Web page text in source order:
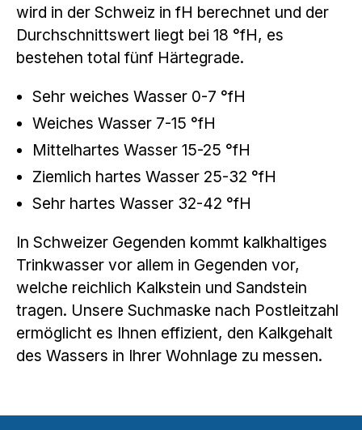
wird in der Schweiz in fH berechnet und der
Durchschnittswert liegt bei 18 °fH, es
bestehen total fünf Härtegrade.
Sehr weiches Wasser 0-7 °fH
Weiches Wasser 7-15 °fH
Mittelhartes Wasser 15-25 °fH
Ziemlich hartes Wasser 25-32 °fH
Sehr hartes Wasser 32-42 °fH
In Schweizer Gegenden kommt kalkhaltiges
Trinkwasser vor allem in Gegenden vor,
welche reichlich Kalkstein und Sandstein
tragen. Unsere Suchmaske nach Postleitzahl
ermöglicht es Ihnen effizient, den Kalkgehalt
des Wassers in Ihrer Wohnlage zu messen.